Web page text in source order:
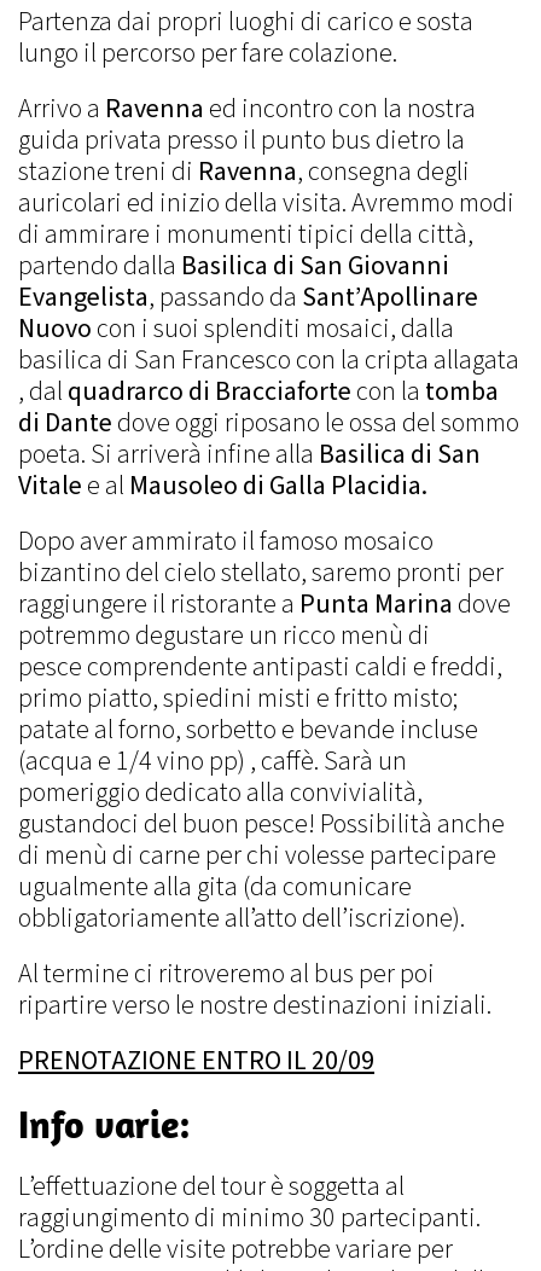
Partenza dai propri luoghi di carico e sosta
lungo il percorso per fare colazione.
Arrivo a Ravenna ed incontro con la nostra
guida privata presso il punto bus dietro la
stazione treni di Ravenna, consegna degli
auricolari ed inizio della visita. Avremmo modi
di ammirare i monumenti tipici della città,
partendo dalla Basilica di San Giovanni
Evangelista, passando da Sant’Apollinare
Nuovocon i suoi splenditi mosaici, dalla
basilica di San Francesco con la cripta allagata
, dalquadrarco di Bracciafortecon la tomba
di Dantedove oggi riposano le ossa del sommo
poeta. Si arriverà infine alla Basilica di San
Vitalee al Mausoleo di Galla Placidia.
Dopo aver ammirato il famoso mosaico
bizantino del cielo stellato, saremo pronti per
raggiungere il ristorante a Punta Marina dove
potremmo degustare un ricco menù di
pesce comprendente antipasti caldi e freddi,
primo piatto, spiedini misti e fritto misto;
patate al forno, sorbetto e bevande incluse
(acqua e 1/4 vino pp) , caffè. Sarà un
pomeriggio dedicato alla convivialità,
gustandoci del buon pesce! Possibilità anche
di menù di carne per chi volesse partecipare
ugualmente alla gita (da comunicare
obbligatoriamente all’atto dell’iscrizione).
Al termine ci ritroveremo al bus per poi
ripartire verso le nostre destinazioni iniziali.
PRENOTAZIONE ENTRO IL 20/09
Info varie:
L’effettuazione del tour è soggetta al
raggiungimento di minimo 30 partecipanti.
L’ordine delle visite potrebbe variare per